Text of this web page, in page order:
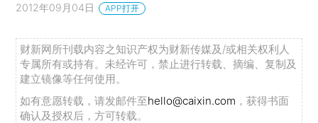
2012年09月04日 APP打开
财新网所刊载内容之知识产权为财新传媒及/或相关权利人
专属所有或持有。未经许可，禁止进行转载、摘编、复制及
建立镜像等任何使用。
如有意愿转载，请发邮件至hello@caixin.com ，获得书面
确认及授权后，方可转载。